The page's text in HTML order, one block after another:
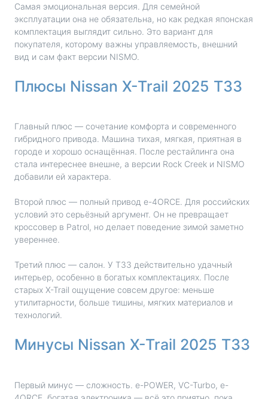
Самая эмоциональная версия. Для семейной
эксплуатации она не обязательна, но как редкая японская
комплектация выглядит сильно. Это вариант для
покупателя, которому важны управляемость, внешний
вид и сам факт версии NISMO.
Плюсы Nissan X-Trail 2025 T33
Главный плюс — сочетание комфорта и современного
гибридного привода. Машина тихая, мягкая, приятная в
городе и хорошо оснащённая. После рестайлинга она
стала интереснее внешне, а версии Rock Creek и NISMO
добавили ей характера.
Второй плюс — полный привод e-4ORCE. Для российских
условий это серьёзный аргумент. Он не превращает
кроссовер в Patrol, но делает поведение зимой заметно
увереннее.
Третий плюс — салон. У T33 действительно удачный
интерьер, особенно в богатых комплектациях. После
старых X-Trail ощущение совсем другое: меньше
утилитарности, больше тишины, мягких материалов и
технологий.
Минусы Nissan X-Trail 2025 T33
Первый минус — сложность. e-POWER, VC-Turbo, e-